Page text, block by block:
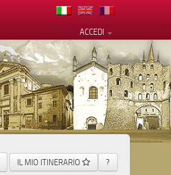
ACCEDI
IL MIO ITINERARIO ?